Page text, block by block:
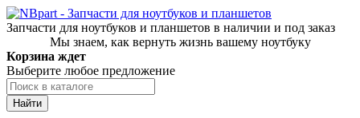
Запчасти для ноутбуков и планшетов в наличии и под заказ
Мы знаем, как вернуть жизнь вашему ноутбуку
Корзина ждет
Выберите любое предложение
Найти